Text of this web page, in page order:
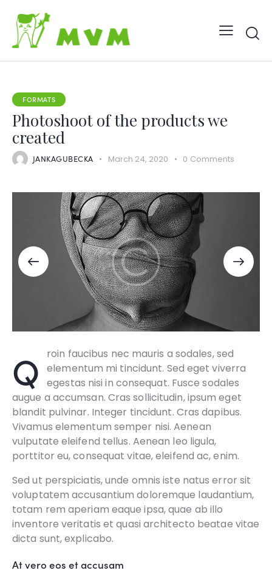
FORMATS
Photoshoot of the products we
created
JANKAGUBECKA March 24, 2020 0 Comments
Qroin faucibus nec mauris a sodales, sed
elementum mi tincidunt. Sed eget viverra
egestas nisi in consequat. Fusce sodales
augue a accumsan. Cras sollicitudin, ipsum eget
blandit pulvinar. Integer tincidunt. Cras dapibus.
Vivamus elementum semper nisi. Aenean
vulputate eleifend tellus. Aenean leo ligula,
porttitor eu, consequat vitae, eleifend ac, enim.
Sed ut perspiciatis, unde omnis iste natus error sit
voluptatem accusantium doloremque laudantium,
totam rem aperiam eaque ipsa, quae ab illo
inventore veritatis et quasi architecto beatae vitae
dicta sunt, explicabo.
At vero eos et accusam